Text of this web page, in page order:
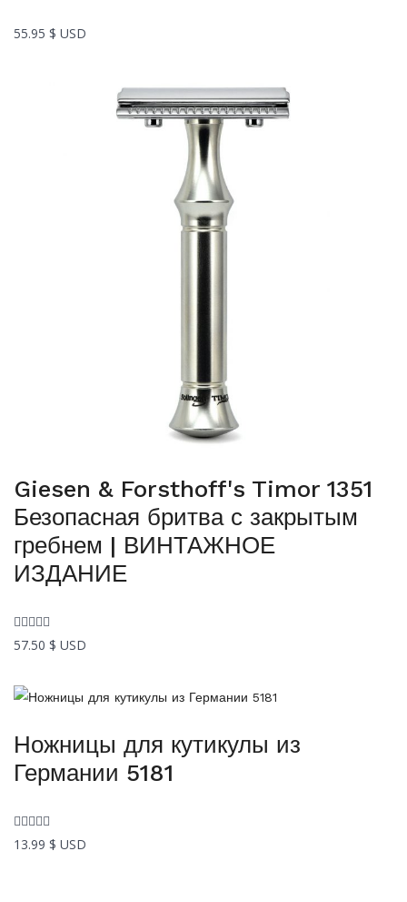
55.95 $ USD
Giesen & Forsthoff's Timor 1351
Безопасная бритва с закрытым
гребнем | ВИНТАЖНОЕ
ИЗДАНИЕ
57.50 $ USD
Ножницы для кутикулы из
Германии 5181
13.99 $ USD